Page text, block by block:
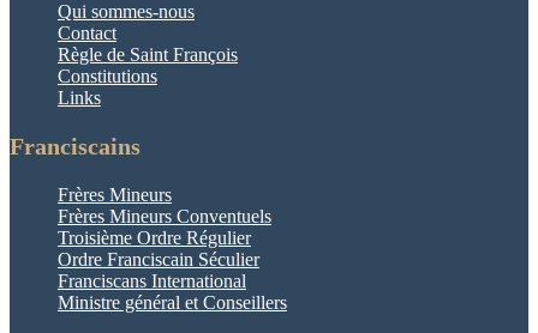
Qui sommes-nous
Contact
Règle de Saint François
Constitutions
Links
Franciscains
Frères Mineurs
Frères Mineurs Conventuels
Troisième Ordre Régulier
Ordre Franciscain Séculier
Franciscans International
Ministre général et Conseillers